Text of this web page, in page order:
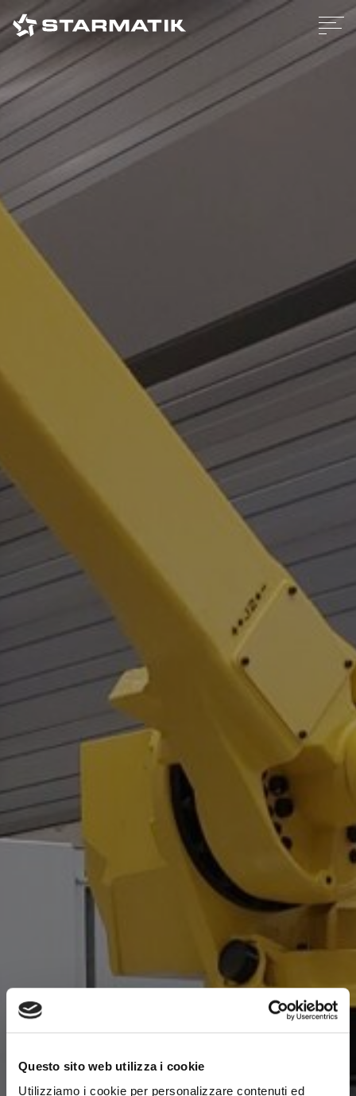
Questo sito web utilizza i cookie
Utilizziamo i cookie per personalizzare contenuti ed
Cookies Policy Privacy Policy
Codice etico